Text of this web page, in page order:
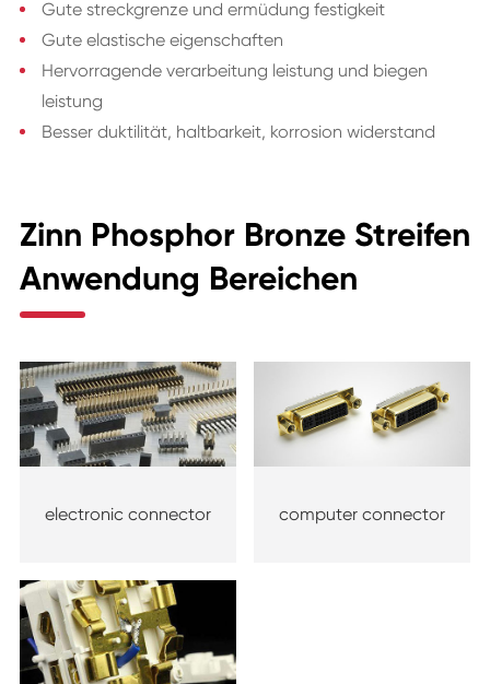
Gute streckgrenze und ermüdung festigkeit
Gute elastische eigenschaften
Hervorragende verarbeitung leistung und biegen
leistung
Besser duktilität, haltbarkeit, korrosion widerstand
Zinn Phosphor Bronze Streifen
Anwendung Bereichen
electronic connector computer connector